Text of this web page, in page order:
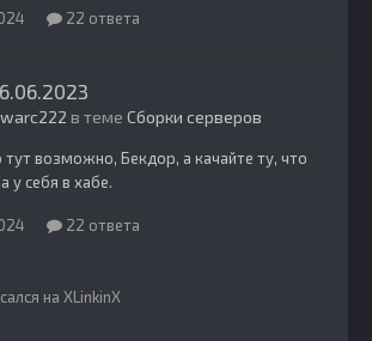
22 ответа
warc222 в теме Сборки серверов
тут возможно, Бекдор, а качайте ту, что
у себя в хабе.
22 ответа
на XLinkinX